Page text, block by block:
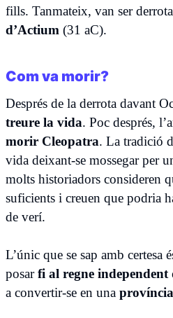
fills. Tanmateix, van ser
d’Actium (31 aC).
Com va morir?
Després de la derrota davant
treure la vida. Poc després,
morir Cleopatra. La tradició
vida deixant-se mossegar per
molts historiadors consideren
suficients i creuen que podria
de verí.
L’únic que se sap amb certesa
posarfi al regne independent
a convertir-se en una